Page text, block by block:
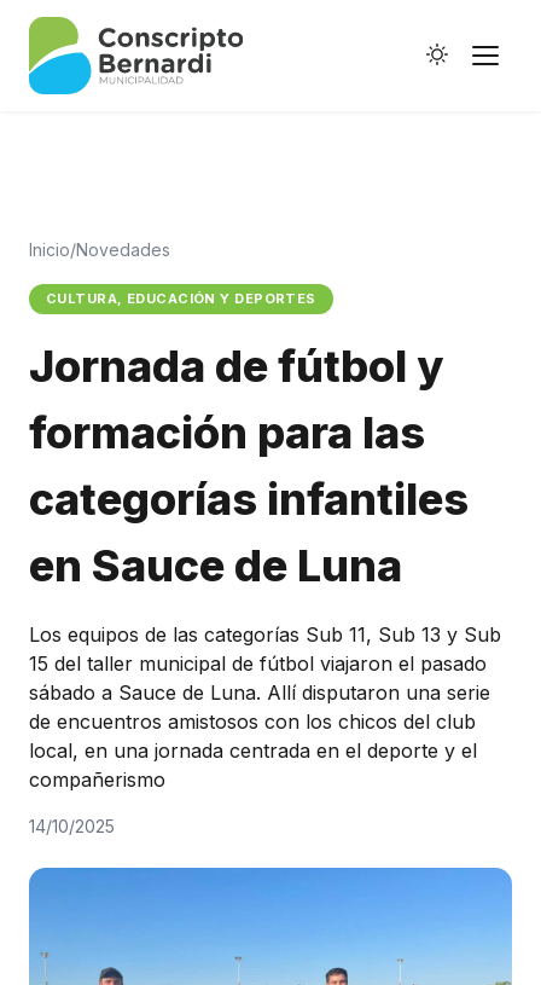
Galería de Ptes.
Horario de Colectivos
Digesto Municipal
Honorable Concejo Deliverante
Inicio/Novedades
CULTURA, EDUCACIÓN Y DEPORTES
Jornada de fútbol y
formación para las
categorías infantiles
en Sauce de Luna
Los equipos de las categorías Sub 11, Sub 13 y Sub
15 del taller municipal de fútbol viajaron el pasado
sábado a Sauce de Luna. Allí disputaron una serie
de encuentros amistosos con los chicos del club
local, en una jornada centrada en el deporte y el
compañerismo
14/10/2025